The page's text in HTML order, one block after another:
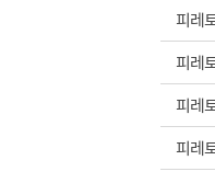
피레
피레
피레
피레